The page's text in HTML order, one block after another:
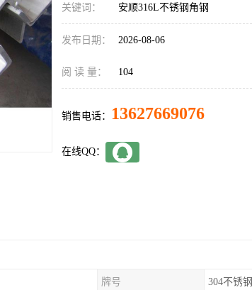
关键词： 安顺316L不锈钢角钢
发布日期： 2026-08-06
阅 读 量： 104
销售电话： 13627669076
在线QQ：
牌号 304不锈钢